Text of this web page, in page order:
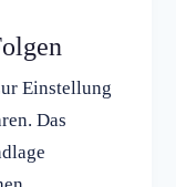
Einstellung
Das